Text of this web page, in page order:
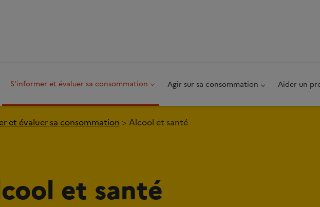
S'informer et évaluer sa consommation Agir sur sa consommation Aider un
et évaluer sa consommation Alcool et santé
et santé